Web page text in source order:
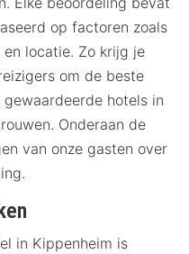
op factoren zoals
locatie. Zo krijg je
om de beste
hotels in
Onderaan de
van onze gasten over
in Kippenheim is